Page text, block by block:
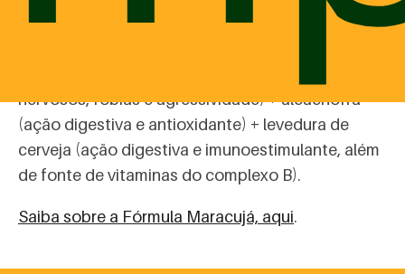
nervosos, fobias e agressividade) + alcachofra
(ação digestiva e antioxidante) + levedura de
cerveja (ação digestiva e imunoestimulante, além
de fonte de vitaminas do complexo B).
Saiba sobre a Fórmula Maracujá, aqui.